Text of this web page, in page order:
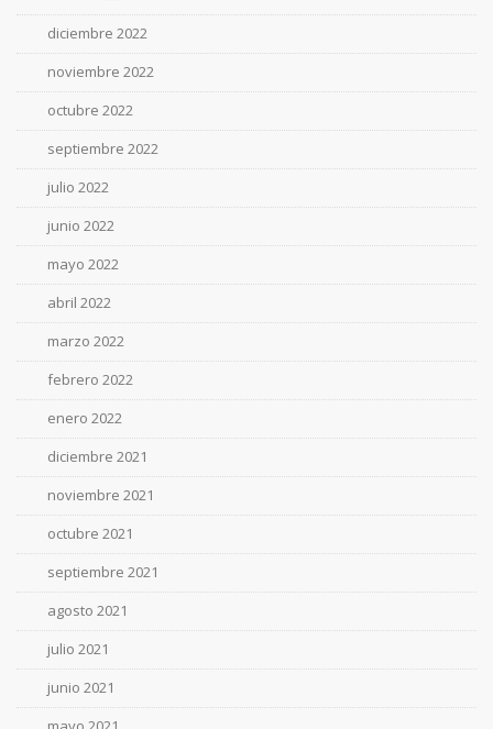
diciembre 2022
noviembre 2022
octubre 2022
septiembre 2022
julio 2022
junio 2022
mayo 2022
abril 2022
marzo 2022
febrero 2022
enero 2022
diciembre 2021
noviembre 2021
octubre 2021
septiembre 2021
agosto 2021
julio 2021
junio 2021